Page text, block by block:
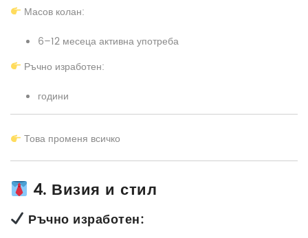
Масов колан:
6–12 месеца активна употреба
Ръчно изработен:
години
Това променя всичко
4. Визия и стил
Ръчно изработен: